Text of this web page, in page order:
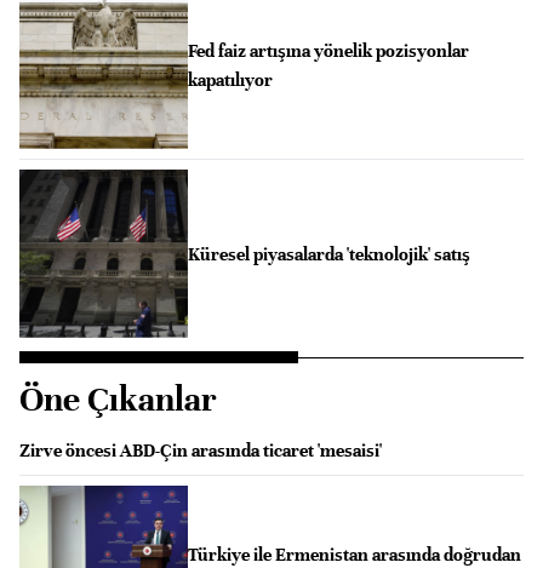
Fed faiz artışına yönelik pozisyonlar
kapatılıyor
Küresel piyasalarda 'teknolojik' satış
Öne Çıkanlar
Zirve öncesi ABD-Çin arasında ticaret 'mesaisi'
Türkiye ile Ermenistan arasında doğrudan